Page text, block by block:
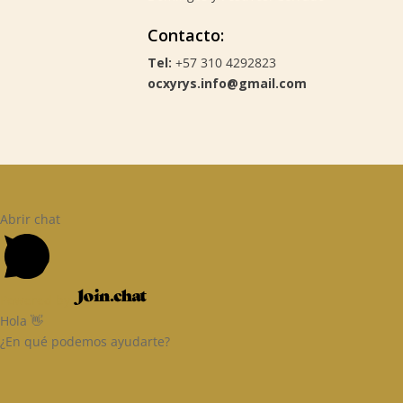
Contacto:
Tel: +57 310 4292823
ocxyrys.info@gmail.com
Abrir chat
Hola 👋
¿En qué podemos ayudarte?